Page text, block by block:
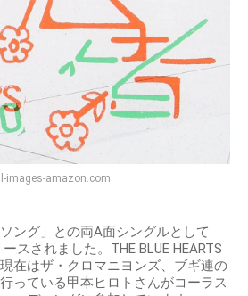
images-amazon.com
ング」との両A面シングルとして
スされました。THE BLUE HEARTS
在はザ・クロマニヨンズ、ブギ連の
っている甲本ヒロトさんがコーラス